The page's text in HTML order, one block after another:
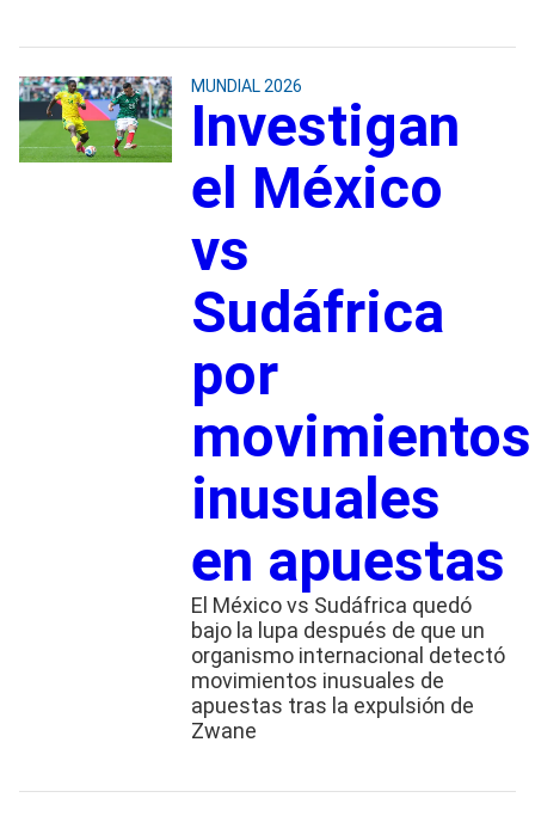
MUNDIAL 2026
Investigan
el México
vs
Sudáfrica
por
movimientos
inusuales
en apuestas
El México vs Sudáfrica quedó
bajo la lupa después de que un
organismo internacional detectó
movimientos inusuales de
apuestas tras la expulsión de
Zwane